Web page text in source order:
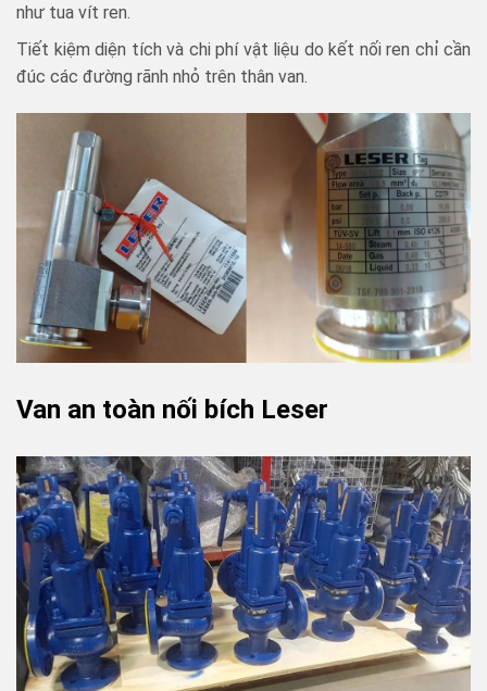
như tua vít ren.
Tiết kiệm diện tích và chi phí vật liệu do kết nối ren chỉ cần
đúc các đường rãnh nhỏ trên thân van.
Van an toàn nối bích Leser